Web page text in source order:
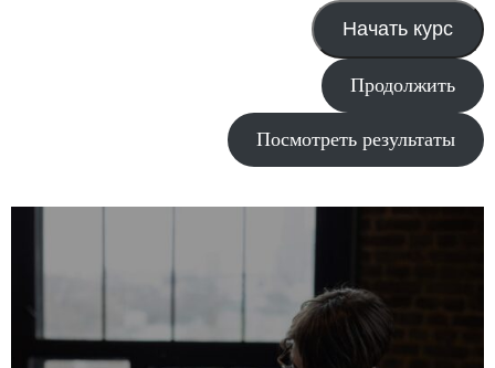
Начать курс
Продолжить
Посмотреть результаты